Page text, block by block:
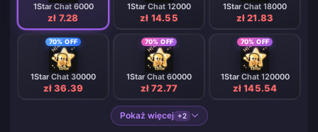
1Star Chat 6000
zł 7.28
1Star Chat 12000
zł 14.55
1Star Chat 18000
zł 21.83
70% OFF
1Star Chat 30000
zł 36.39
70% OFF
1Star Chat 60000
zł 72.77
70% OFF
1Star Chat 120000
zł 145.54
Pokaż więcej +2